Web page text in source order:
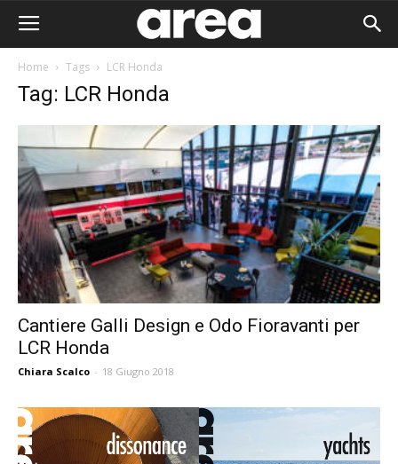
Home Tags LCR Honda
Tag: LCR Honda
Cantiere Galli Design e Odo Fioravanti per
LCR Honda
Chiara Scalco - 18 Giugno 2018